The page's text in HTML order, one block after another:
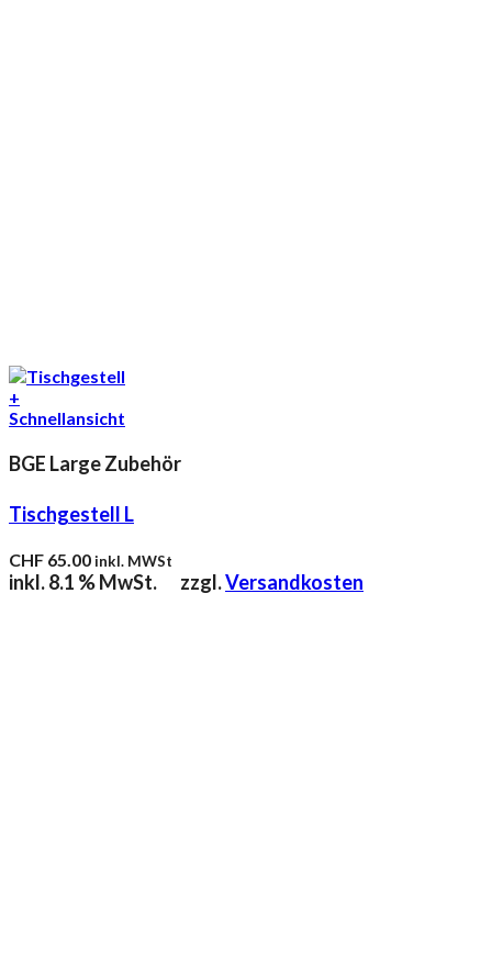
+
Schnellansicht
BGE Large Zubehör
Tischgestell L
CHF 65.00inkl. MWSt
inkl. 8.1 % MwSt. zzgl.Versandkosten